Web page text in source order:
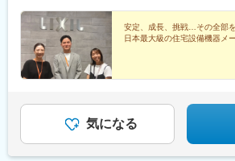
原則出社となります。 慣れてきたら少
やし、最終的には週1～3日ほどの出社と
入社6カ月）。※受動喫煙対策：あり
安定、成長、挑戦…その全部
日本最大級の住宅設備機器メ
気になる